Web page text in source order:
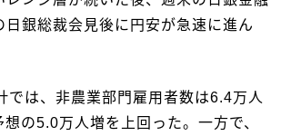
日銀総裁会見後に円安が急速に進ん
では、非農業部門雇用者数は6.4万人
の5.0万人増を上回った。一方で、